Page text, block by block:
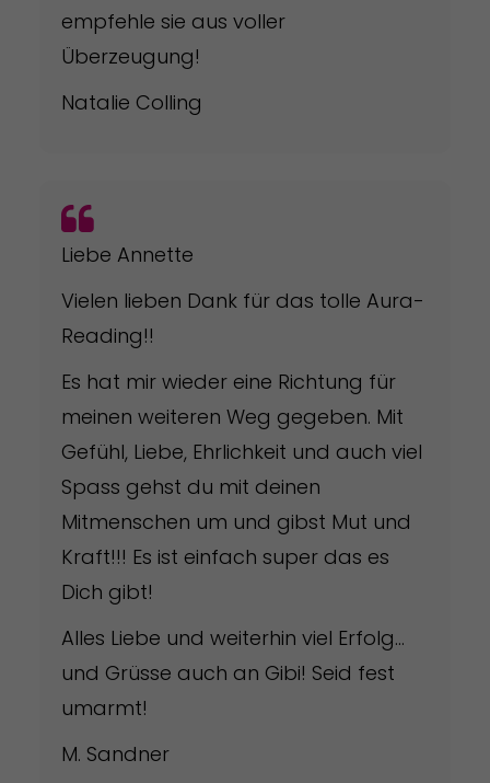
empfehle sie aus voller
Überzeugung!
Natalie Colling
Liebe Annette
Vielen lieben Dank für das tolle Aura-
Reading!!
Es hat mir wieder eine Richtung für
meinen weiteren Weg gegeben. Mit
Gefühl, Liebe, Ehrlichkeit und auch viel
Spass gehst du mit deinen
Mitmenschen um und gibst Mut und
Kraft!!! Es ist einfach super das es
Dich gibt!
Alles Liebe und weiterhin viel Erfolg…
und Grüsse auch an Gibi! Seid fest
umarmt!
M. Sandner